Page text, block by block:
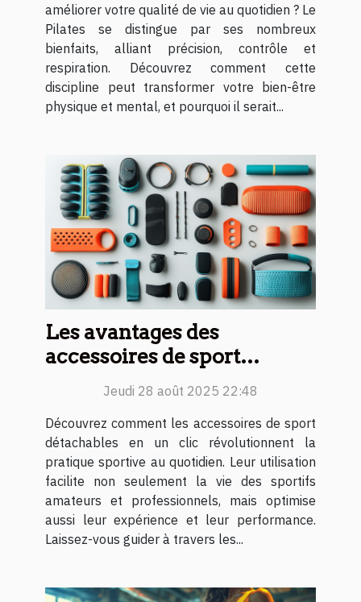
améliorer votre qualité de vie au quotidien ? Le
Pilates se distingue par ses nombreux
bienfaits, alliant précision, contrôle et
respiration. Découvrez comment cette
discipline peut transformer votre bien-être
physique et mental, et pourquoi il serait...
Les avantages des
accessoires de sport
détachables en un clic
Jeudi 28 août 2025 22:48
Découvrez comment les accessoires de sport
détachables en un clic révolutionnent la
pratique sportive au quotidien. Leur utilisation
facilite non seulement la vie des sportifs
amateurs et professionnels, mais optimise
aussi leur expérience et leur performance.
Laissez-vous guider à travers les...